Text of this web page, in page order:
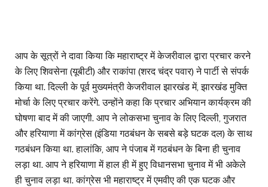
आप के सूत्रों ने दावा किया कि महाराष्ट्र में केजरीवाल द्वारा प्रचार करने
के लिए शिवसेना (यूबीटी) और राकांपा (शरद चंद्र पवार) ने पार्टी से संपर्क
किया था. दिल्ली के पूर्व मुख्यमंत्री केजरीवाल झारखंड में, झारखंड मुक्ति
मोर्चा के लिए प्रचार करेंगे. उन्होंने कहा कि प्रचार अभियान कार्यक्रम की
घोषणा बाद में की जाएगी. आप ने लोकसभा चुनाव के लिए दिल्ली, गुजरात
और हरियाणा में कांग्रेस (इंडिया गठबंधन के सबसे बड़े घटक दल) के साथ
गठबंधन किया था. हालांकि, आप ने पंजाब में गठबंधन के बिना ही चुनाव
लड़ा था. आप ने हरियाणा में हाल ही में हुए विधानसभा चुनाव में भी अकेले
ही चुनाव लड़ा था. कांग्रेस भी महाराष्ट्र में एमवीए की एक घटक और